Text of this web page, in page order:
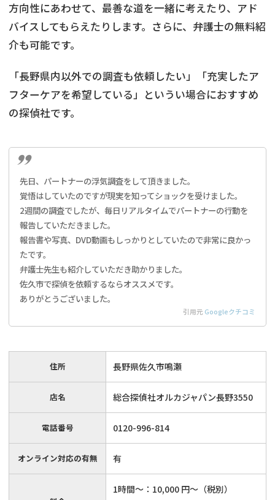
方向性にあわせて、最善な道を一緒に考えたり、アド
バイスしてもらえたりします。さらに、弁護士の無料紹
介も可能です。
「長野県内以外での調査も依頼したい」「充実したア
フターケアを希望している」というい場合におすすめ
の探偵社です。
先日、パートナーの浮気調査をして頂きました。
覚悟はしていたのですが現実を知ってショックを受けました。
2週間の調査でしたが、毎日リアルタイムでパートナーの行動を
報告していただきました。
報告書や写真、DVD動画もしっかりとしていたので非常に良かっ
たです。
弁護士先生も紹介していただき助かりました。
佐久市で探偵を依頼するならオススメです。
ありがとうございました。
引用元 Googleクチコミ
住所 長野県佐久市鳴瀬
店名 総合探偵社オルカジャパン長野3550
電話番号 0120-996-814
オンライン対応の有無 有
1時間〜：10,000 円～（税別）